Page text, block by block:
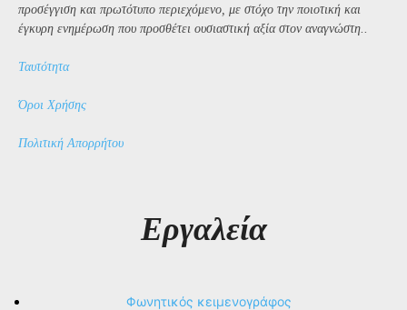
προσέγγιση και πρωτότυπο περιεχόμενο, με στόχο την ποιοτική και
έγκυρη ενημέρωση που προσθέτει ουσιαστική αξία στον αναγνώστη..
Ταυτότητα
Όροι Χρήσης
Πολιτική Απορρήτου
Εργαλεία
Φωνητικός κειμενογράφος